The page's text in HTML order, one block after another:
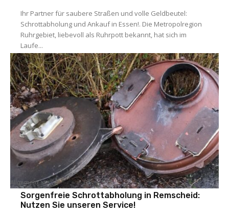
Ihr Partner für saubere Straßen und volle Geldbeutel:
Schrottabholung und Ankauf in Essen!. Die Metropolregion
Ruhrgebiet, liebevoll als Ruhrpott bekannt, hat sich im
Laufe...
Allgemein
Sorgenfreie Schrottabholung in Remscheid:
Nutzen Sie unseren Service!